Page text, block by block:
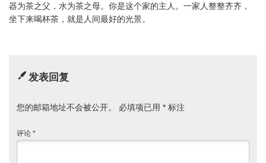
器为茶之父，水为茶之母。你是这个家的主人。一家人整整齐齐，
坐下来喝杯茶，就是人间最好的光景。
发表回复
您的邮箱地址不会被公开。 必填项已用 *标注
评论 *